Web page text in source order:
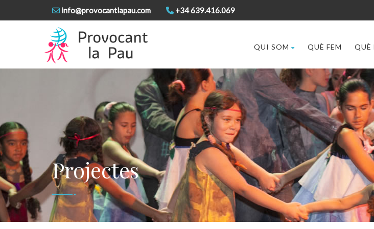
info@provocantlapau.com +34 639.416.069
QUI SOM QUÈ FEM QUÈ
Projectes